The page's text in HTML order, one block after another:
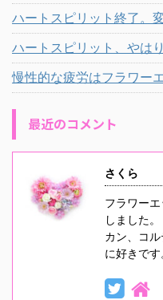
ハートスピリット終了。
ハートスピリット、やは
慢性的な疲労はフラワー
最近のコメント
さくら
フラワー
しました
カン、コ
に好きです